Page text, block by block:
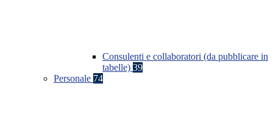
Consulenti e collaboratori (da pubblicare in
tabelle) 39
Personale 74